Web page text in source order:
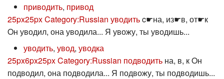
приводить, привод
25px25pxCategory:Russian уводитьc☛на, из☛в, от☛к
Oн уводил, она уводила... Я увожу, ты уводишь...
уводить, увод, уводка
25px6px25pxCategory:Russian подводить на, в, к Oн
подводил, она подводила... Я подвожу, ты подводишь...